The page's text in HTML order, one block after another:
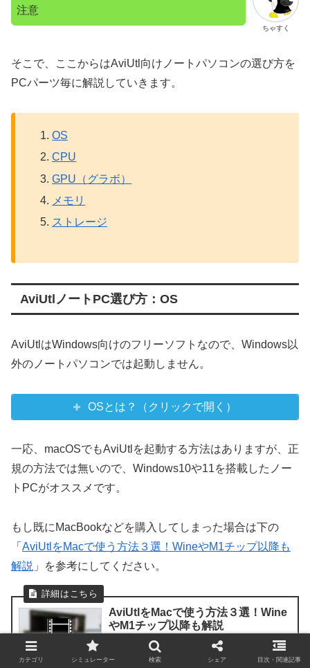
ちゃすく
注意
そこで、ここからはAviUtl向けノートパソコンの選び方を
PCパーツ毎に解説していきます。
OS
CPU
GPU（グラボ）
メモリ
ストレージ
AviUtlノートPC選び方：OS
AviUtlはWindows向けのフリーソフトなので、Windows以
外のノートパソコンでは起動しません。
OSとは？（クリックで開く）
一応、macOSでもAviUtlを起動する方法はありますが、正
規の方法では無いので、Windows10や11を搭載したノー
トPCがオススメです。
もし既にMacBookなどを購入してしまった場合は下の
「 AviUtlをMacで使う方法３選！WineやM1チップ以降も
解説 」を参考にしてください。
AviUtlをMacで使う方法３選！Wine
やM1チップ以降も解説
カテゴリ シミュレーター 検索 シェア 目次・関連記事